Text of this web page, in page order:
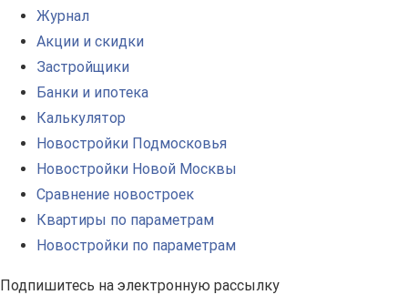
Журнал
Акции и скидки
Застройщики
Банки и ипотека
Калькулятор
Новостройки Подмосковья
Новостройки Новой Москвы
Сравнение новостроек
Квартиры по параметрам
Новостройки по параметрам
Подпишитесь на электронную рассылку